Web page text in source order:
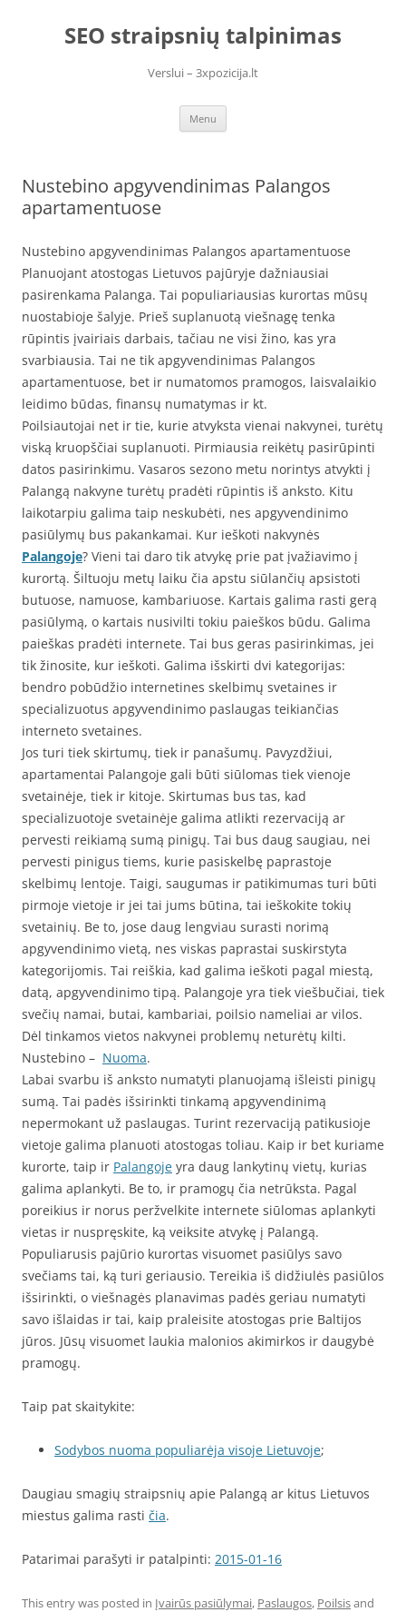
contentSEO straipsnių talpinimas
Verslui – 3xpozicija.lt
Menu
Nustebino apgyvendinimas Palangos
apartamentuose
Nustebino apgyvendinimas Palangos apartamentuose
Planuojant atostogas Lietuvos pajūryje dažniausiai
pasirenkama Palanga. Tai populiariausias kurortas mūsų
nuostabioje šalyje. Prieš suplanuotą viešnagę tenka
rūpintis įvairiais darbais, tačiau ne visi žino, kas yra
svarbiausia. Tai ne tik apgyvendinimas Palangos
apartamentuose, bet ir numatomos pramogos, laisvalaikio
leidimo būdas, finansų numatymas ir kt.
Poilsiautojai net ir tie, kurie atvyksta vienai nakvynei, turėtų
viską kruopščiai suplanuoti. Pirmiausia reikėtų pasirūpinti
datos pasirinkimu. Vasaros sezono metu norintys atvykti į
Palangą nakvyne turėtų pradėti rūpintis iš anksto. Kitu
laikotarpiu galima taip neskubėti, nes apgyvendinimo
pasiūlymų bus pakankamai. Kur ieškoti nakvynės
Palangoje? Vieni tai daro tik atvykę prie pat įvažiavimo į
kurortą. Šiltuoju metų laiku čia apstu siūlančių apsistoti
butuose, namuose, kambariuose. Kartais galima rasti gerą
pasiūlymą, o kartais nusivilti tokiu paieškos būdu. Galima
paieškas pradėti internete. Tai bus geras pasirinkimas, jei
tik žinosite, kur ieškoti. Galima išskirti dvi kategorijas:
bendro pobūdžio internetines skelbimų svetaines ir
specializuotus apgyvendinimo paslaugas teikiančias
interneto svetaines.
Jos turi tiek skirtumų, tiek ir panašumų. Pavyzdžiui,
apartamentai Palangoje gali būti siūlomas tiek vienoje
svetainėje, tiek ir kitoje. Skirtumas bus tas, kad
specializuotoje svetainėje galima atlikti rezervaciją ar
pervesti reikiamą sumą pinigų. Tai bus daug saugiau, nei
pervesti pinigus tiems, kurie pasiskelbę paprastoje
skelbimų lentoje. Taigi, saugumas ir patikimumas turi būti
pirmoje vietoje ir jei tai jums būtina, tai ieškokite tokių
svetainių. Be to, jose daug lengviau surasti norimą
apgyvendinimo vietą, nes viskas paprastai suskirstyta
kategorijomis. Tai reiškia, kad galima ieškoti pagal miestą,
datą, apgyvendinimo tipą. Palangoje yra tiek viešbučiai, tiek
svečių namai, butai, kambariai, poilsio nameliai ar vilos.
Dėl tinkamos vietos nakvynei problemų neturėtų kilti.
Nustebino – Nuoma.
Labai svarbu iš anksto numatyti planuojamą išleisti pinigų
sumą. Tai padės išsirinkti tinkamą apgyvendinimą
nepermokant už paslaugas. Turint rezervaciją patikusioje
vietoje galima planuoti atostogas toliau. Kaip ir bet kuriame
kurorte, taip ir Palangoje yra daug lankytinų vietų, kurias
galima aplankyti. Be to, ir pramogų čia netrūksta. Pagal
poreikius ir norus peržvelkite internete siūlomas aplankyti
vietas ir nuspręskite, ką veiksite atvykę į Palangą.
Populiarusis pajūrio kurortas visuomet pasiūlys savo
svečiams tai, ką turi geriausio. Tereikia iš didžiulės pasiūlos
išsirinkti, o viešnagės planavimas padės geriau numatyti
savo išlaidas ir tai, kaip praleisite atostogas prie Baltijos
jūros. Jūsų visuomet laukia malonios akimirkos ir daugybė
pramogų.
Taip pat skaitykite:
Sodybos nuoma populiarėja visoje Lietuvoje;
Daugiau smagių straipsnių apie Palangą ar kitus Lietuvos
miestus galima rasti čia.
Patarimai parašyti ir patalpinti: 2015-01-16
This entry was posted in Įvairūs pasiūlymai, Paslaugos, Poilsisand